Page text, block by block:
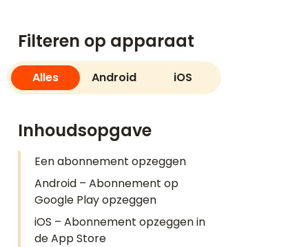
Filteren op apparaat
Alles Android iOS
Inhoudsopgave
Een abonnement opzeggen
Android – Abonnement op
Google Play opzeggen
iOS – Abonnement opzeggen in
de App Store